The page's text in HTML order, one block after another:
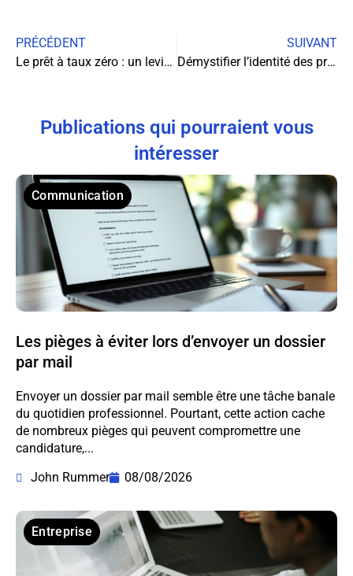
PRÉCÉDENT
Le prêt à taux zéro : un levier puissant pour l’accession à la propriété
SUIVANT
Démystifier l’identité des propriétaires d’entreprises : guide pratique
Publications qui pourraient vous
intéresser
Communication
Les pièges à éviter lors d’envoyer un dossier
par mail
Envoyer un dossier par mail semble être une tâche banale
du quotidien professionnel. Pourtant, cette action cache
de nombreux pièges qui peuvent compromettre une
candidature,...
John Rummer
08/08/2026
Entreprise